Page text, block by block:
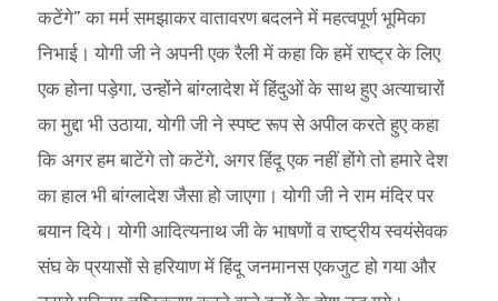
कटेंगे” का मर्म समझाकर वातावरण बदलने में महत्वपूर्ण भूमिका
निभाई। योगी जी ने अपनी एक रैली में कहा कि हमें राष्ट्र के लिए
एक होना पड़ेगा, उन्होंने बांग्लादेश में हिंदुओं के साथ हुए अत्याचारों
का मुद्दा भी उठाया, योगी जी ने स्पष्ट रूप से अपील करते हुए कहा
कि अगर हम बाटेंगे तो कटेंगे, अगर हिंदू एक नहीं होंगे तो हमारे देश
का हाल भी बांग्लादेश जैसा हो जाएगा। योगी जी ने राम मंदिर पर
बयान दिये। योगी आदित्यनाथ जी के भाषणों व राष्ट्रीय स्वयंसेवक
संघ के प्रयासों से हरियाण में हिंदू जनमानस एकजुट हो गया और